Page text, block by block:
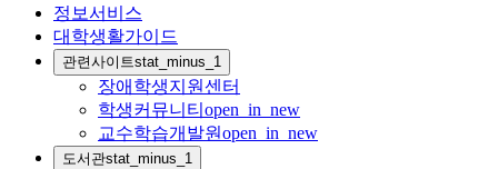
정보서비스
대학생활가이드
관련사이트stat_minus_1
장애학생지원센터
학생커뮤니티 open_in_new
교수학습개발원open_in_new
도서관stat_minus_1